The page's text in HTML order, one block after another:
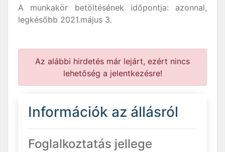
A munkakör betöltésének időpontja: azonnal,
legkésőbb 2021.május 3.
Az alábbi hirdetés már lejárt, ezért nincs
lehetőség a jelentkezésre!
Információk az állásról
Foglalkoztatás jellege